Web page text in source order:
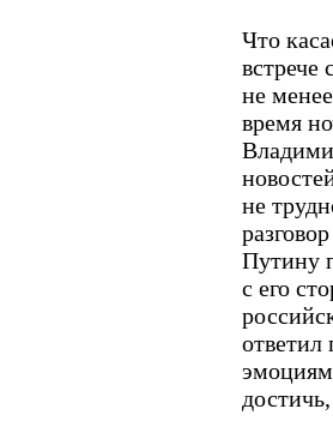
Что
встрече
не
время
не
Путину
с его
ответил